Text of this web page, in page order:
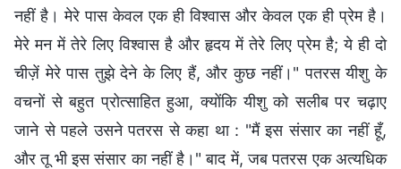
नहीं है। मेरे पास केवल एक ही विश्वास और केवल एक ही प्रेम है।
मेरे मन में तेरे लिए विश्वास है और हृदय में तेरे लिए प्रेम है; ये ही दो
चीज़ें मेरे पास तुझे देने के लिए हैं, और कुछ नहीं।" पतरस यीशु के
वचनों से बहुत प्रोत्साहित हुआ, क्योंकि यीशु को सलीब पर चढ़ाए
जाने से पहले उसने पतरस से कहा था : "मैं इस संसार का नहीं हूँ,
और तू भी इस संसार का नहीं है।" बाद में, जब पतरस एक अत्यधिक